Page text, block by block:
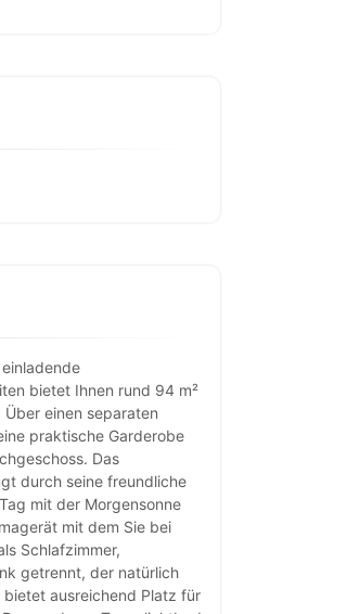
bietet Ihnen rund 94 m²
einen separaten
praktische Garderobe
Das
durch seine freundliche
mit der Morgensonne
mit dem Sie bei
Schlafzimmer,
getrennt, der natürlich
ausreichend Platz für